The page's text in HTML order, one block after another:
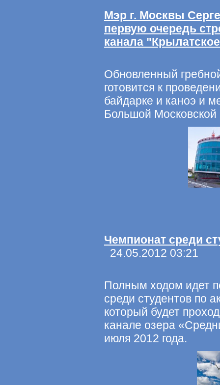
Мэр г. Москвы
первую очередь
канала
Обновленный
готовится к
байдарке и каноэ и
Большой Московской
Чемпионат среди
24.05.2012 03:21
Полным ходом идет
среди студентов по
который будет
канале озера
июля 2012 года.